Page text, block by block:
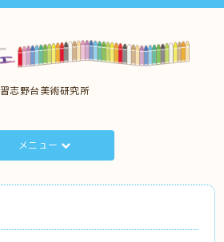
習志野台美術研究所
メニュー